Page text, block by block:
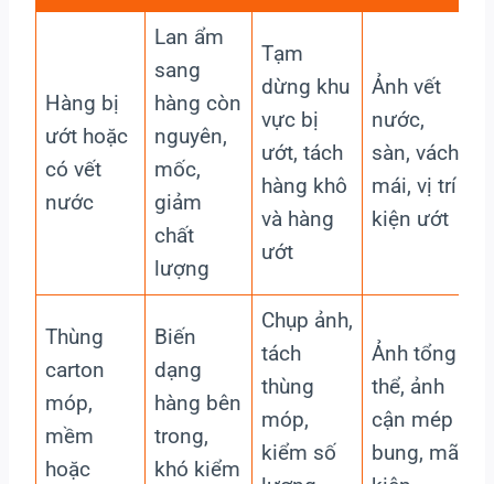
Hàng bị
ướt hoặc
có vết
nước
Lan ẩm
sang
hàng còn
nguyên,
mốc,
giảm
chất
lượng
Tạm
dừng khu
vực bị
ướt, tách
hàng khô
và hàng
ướt
Ảnh vết
nước,
sàn, vách,
mái, vị trí
kiện ướt
Thùng
carton
móp,
mềm
hoặc
Biến
dạng
hàng bên
trong,
khó kiểm
Chụp ảnh,
tách
thùng
móp,
kiểm số
Ảnh tổng
thể, ảnh
cận mép
bung, mã